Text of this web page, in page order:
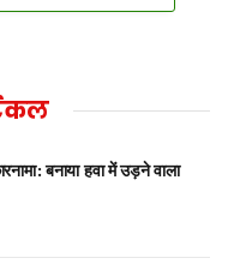
बनाया हवा में उड़ने वाला